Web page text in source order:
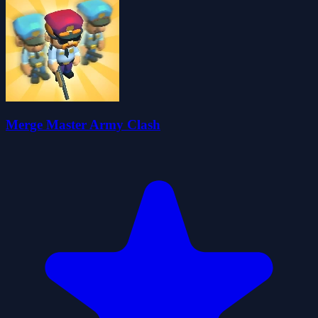
Merge Master Army Clash